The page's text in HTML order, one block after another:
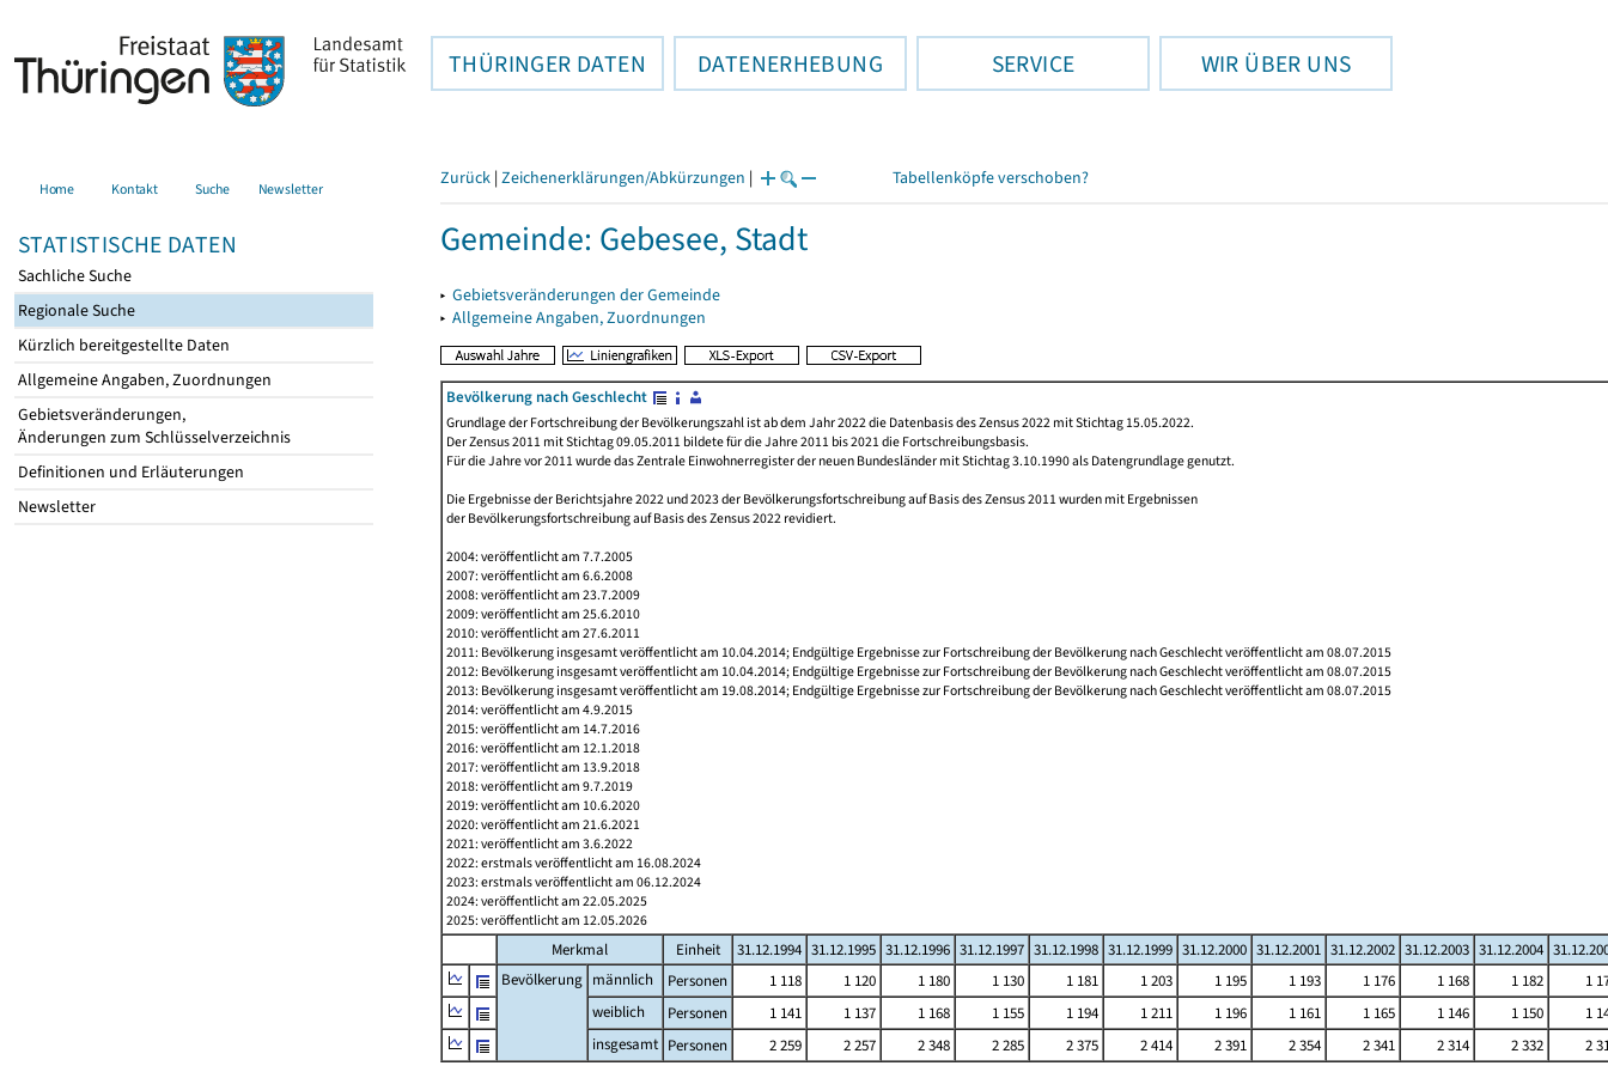
THÜRINGER DATEN DATENERHEBUNG SERVICE WIR ÜBER UNS
Home Kontakt Suche Newsletter
STATISTISCHE DATEN
Sachliche Suche
Regionale Suche
Kürzlich bereitgestellte Daten
Allgemeine Angaben, Zuordnungen
Gebietsveränderungen,
Änderungen zum Schlüsselverzeichnis
Definitionen und Erläuterungen
Newsletter
Zurück | Zeichenerklärungen/Abkürzungen | Tabellenköpfe verschoben?
Gemeinde: Gebesee, Stadt
▸ Gebietsveränderungen der Gemeinde
▸ Allgemeine Angaben, Zuordnungen
Bevölkerung nach Geschlecht
Grundlage der Fortschreibung der Bevölkerungszahl ist ab dem Jahr 2022 die Datenbasis des Zensus 2022 mit Stichtag 15.05.2022.
Der Zensus 2011 mit Stichtag 09.05.2011 bildete für die Jahre 2011 bis 2021 die Fortschreibungsbasis.
Für die Jahre vor 2011 wurde das Zentrale Einwohnerregister der neuen Bundesländer mit Stichtag 3.10.1990 als Datengrundlage genutzt.
Die Ergebnisse der Berichtsjahre 2022 und 2023 der Bevölkerungsfortschreibung auf Basis des Zensus 2011 wurden mit Ergebnissen
der Bevölkerungsfortschreibung auf Basis des Zensus 2022 revidiert.
2004: veröffentlicht am 7.7.2005
2007: veröffentlicht am 6.6.2008
2008: veröffentlicht am 23.7.2009
2009: veröffentlicht am 25.6.2010
2010: veröffentlicht am 27.6.2011
2011: Bevölkerung insgesamt veröffentlicht am 10.04.2014; Endgültige Ergebnisse zur Fortschreibung der Bevölkerung nach Geschlecht veröffentlicht am 08.07.2015
2012: Bevölkerung insgesamt veröffentlicht am 10.04.2014; Endgültige Ergebnisse zur Fortschreibung der Bevölkerung nach Geschlecht veröffentlicht am 08.07.2015
2013: Bevölkerung insgesamt veröffentlicht am 19.08.2014; Endgültige Ergebnisse zur Fortschreibung der Bevölkerung nach Geschlecht veröffentlicht am 08.07.2015
2014: veröffentlicht am 4.9.2015
2015: veröffentlicht am 14.7.2016
2016: veröffentlicht am 12.1.2018
2017: veröffentlicht am 13.9.2018
2018: veröffentlicht am 9.7.2019
2019: veröffentlicht am 10.6.2020
2020: veröffentlicht am 21.6.2021
2021: veröffentlicht am 3.6.2022
2022: erstmals veröffentlicht am 16.08.2024
2023: erstmals veröffentlicht am 06.12.2024
2024: veröffentlicht am 22.05.2025
2025: veröffentlicht am 12.05.2026
Merkmal Einheit 31.12.1994 31.12.1995 31.12.1996 31.12.1997 31.12.1998 31.12.1999 31.12.2000 31.12.2001 31.12.2002 31.12.2003 31.12.2004
Bevölkerung männlich Personen 1 118 1 120 1 180 1 130 1 181 1 203 1 195 1 193 1 176 1 168 1 182
1
weiblich
Personen 1 141 1 137 1 168 1 155 1 194 1 211 1 196 1 161 1 165 1 146 1 150
1
insgesamt Personen 2 259 2 257 2 348 2 285 2 375 2 414 2 391 2 354 2 341 2 314 2 332 2